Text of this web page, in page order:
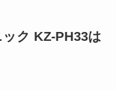
ック KZ-PH33は